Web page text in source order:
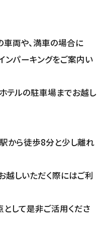
両や、満車の場合に
ンパーキングをご案内い
テルの駐車場までお越し
から徒歩8分と少し離れ
越しいただく際にはご利
して是非ご活用くださ